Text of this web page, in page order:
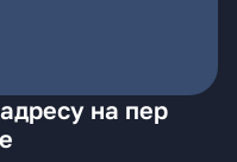
на пер